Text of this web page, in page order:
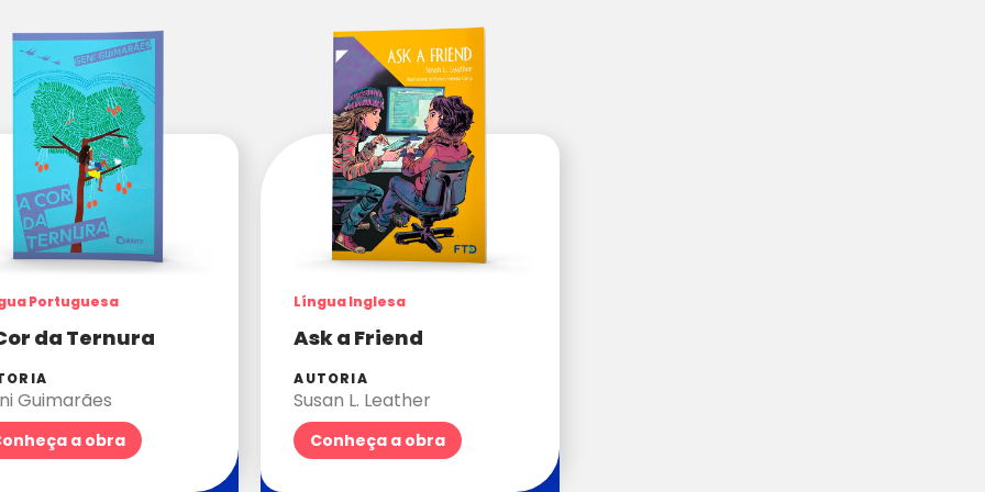
Portuguesa
da Ternura
Guimarães
a obra
Língua Inglesa
Ask a Friend
AUTORIA
Susan L. Leather
Conheça a obra